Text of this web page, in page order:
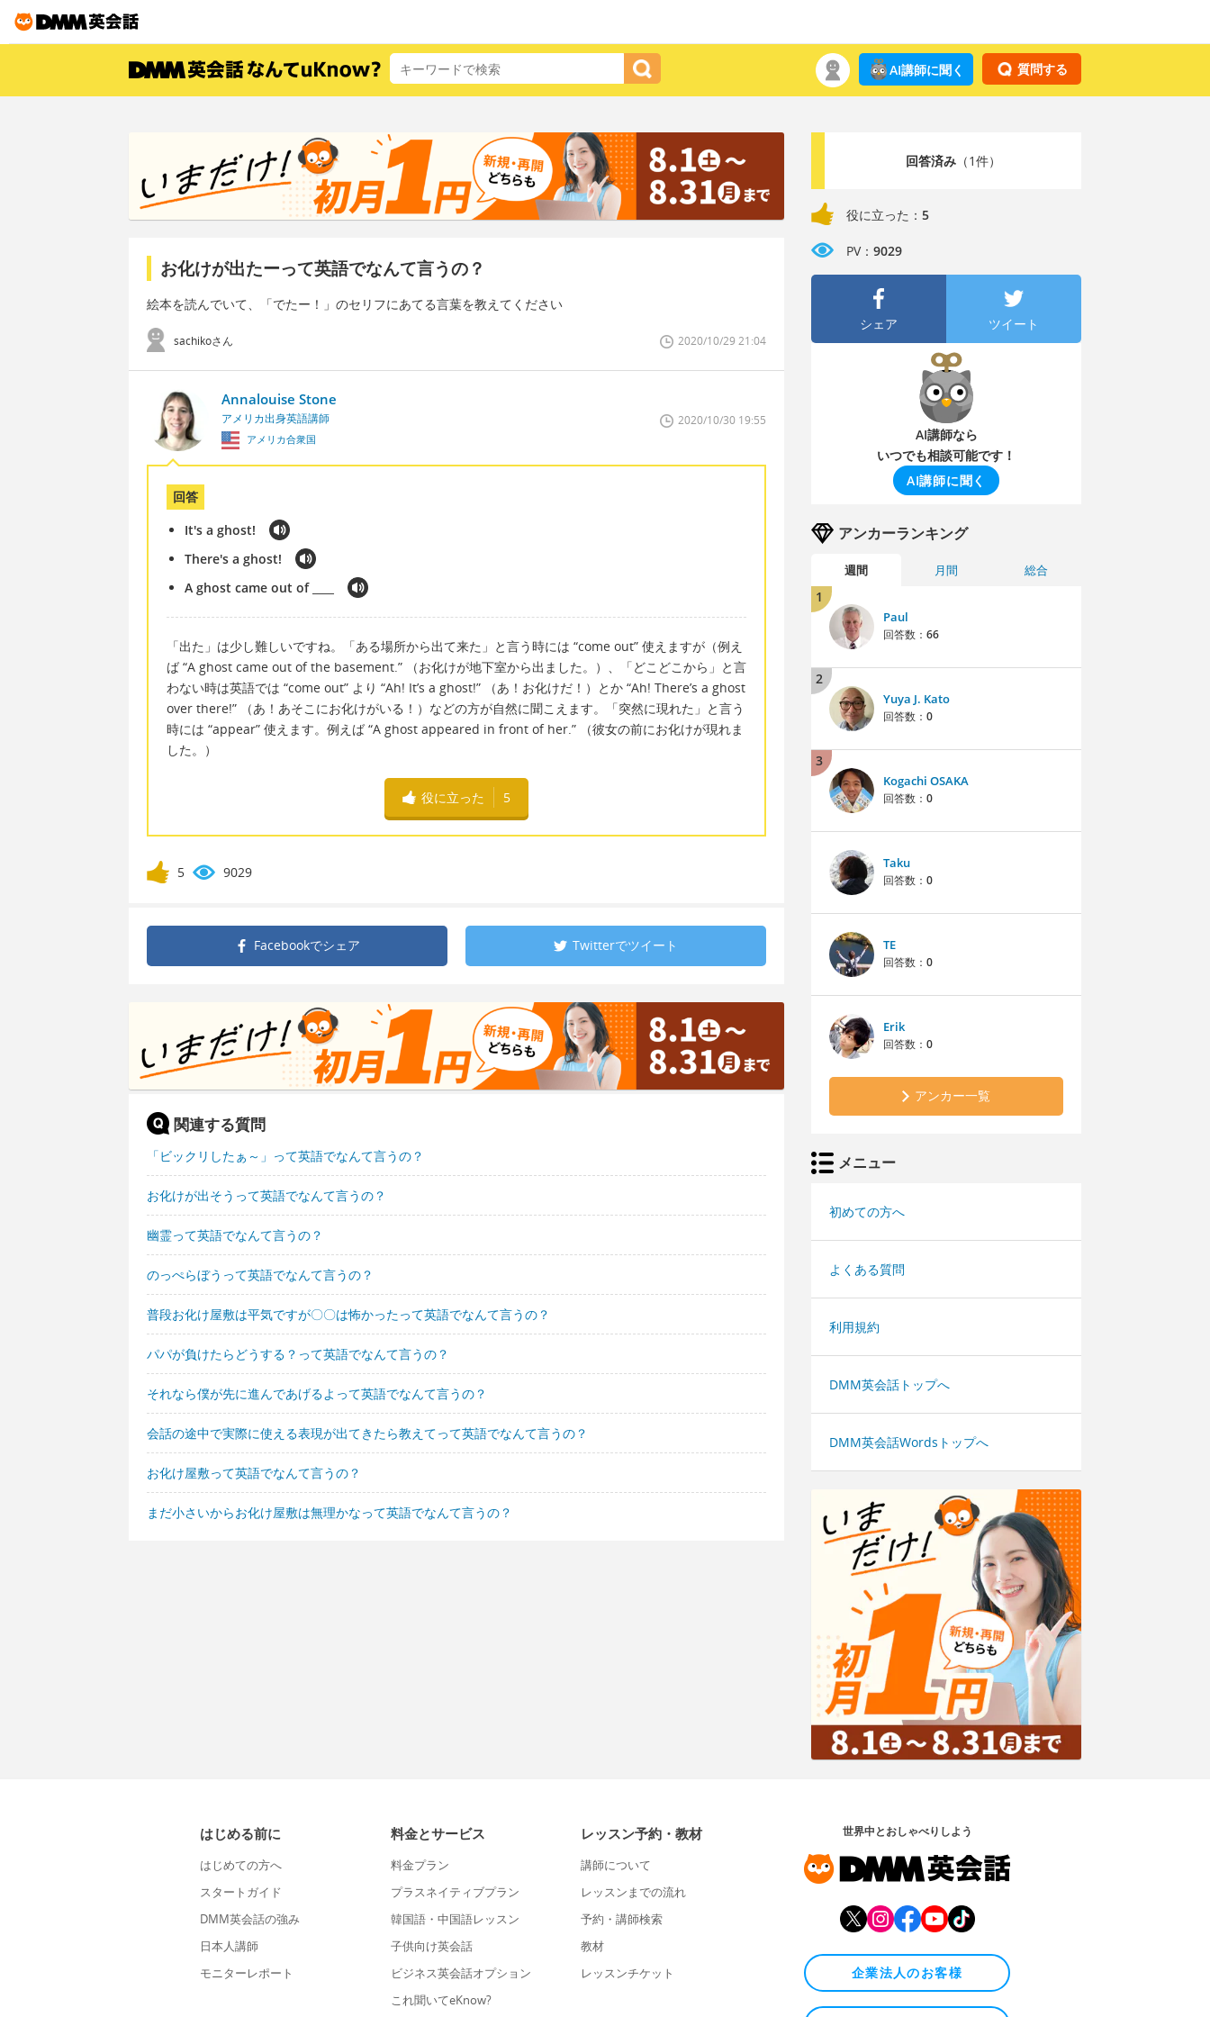
質問する
AI講師に聞く
お化けが出たーって英語でなんて言うの？
絵本を読んでいて、「でたー！」のセリフにあてる言葉を教えてください
sachikoさん 2020/10/29 21:04
Annalouise Stone
アメリカ出身英語講師
アメリカ合衆国
2020/10/30 19:55
回答
It's a ghost!
There's a ghost!
A ghost came out of ____
「出た」は少し難しいですね。「ある場所から出て来た」と言う時には “come out” 使えますが（例え
ば “A ghost came out of the basement.” （お化けが地下室から出ました。）、「どこどこから」と言
わない時は英語では “come out” より “Ah! It’s a ghost!” （あ！お化けだ！）とか “Ah! There’s a ghost
over there!” （あ！あそこにお化けがいる！）などの方が自然に聞こえます。「突然に現れた」と言う
時には “appear” 使えます。例えば “A ghost appeared in front of her.” （彼女の前にお化けが現れま
した。）
役に立った 5
5 9029
Facebookでシェア Twitterでツイート
関連する質問
「ビックリしたぁ～」って英語でなんて言うの？
お化けが出そうって英語でなんて言うの？
幽霊って英語でなんて言うの？
のっぺらぼうって英語でなんて言うの？
普段お化け屋敷は平気ですが〇〇は怖かったって英語でなんて言うの？
パパが負けたらどうする？って英語でなんて言うの？
それなら僕が先に進んであげるよって英語でなんて言うの？
会話の途中で実際に使える表現が出てきたら教えてって英語でなんて言うの？
お化け屋敷って英語でなんて言うの？
まだ小さいからお化け屋敷は無理かなって英語でなんて言うの？
回答済み（1件）
役に立った： 5
PV： 9029
シェア ツイート
AI講師なら
いつでも相談可能です！
AI講師に聞く
アンカーランキング
週間 月間 総合
1
Paul
回答数： 66
2
Yuya J. Kato
回答数： 0
3
Kogachi OSAKA
回答数： 0
Taku
回答数： 0
TE
回答数： 0
Erik
回答数： 0
アンカー一覧
メニュー
初めての方へ
よくある質問
利用規約
DMM英会話トップへ
DMM英会話Wordsトップへ
はじめる前に
はじめての方へ
スタートガイド
DMM英会話の強み
日本人講師
モニターレポート
料金とサービス
料金プラン
プラスネイティブプラン
韓国語・中国語レッスン
子供向け英会話
ビジネス英会話オプション
これ聞いてeKnow?
レッスン予約・教材
講師について
レッスンまでの流れ
予約・講師検索
教材
レッスンチケット
世界中とおしゃべりしよう
企業法人のお客様